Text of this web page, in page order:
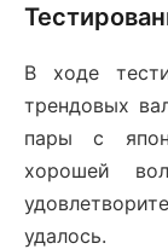
В ходе
трендовых
пары с
хорошей
удалось.